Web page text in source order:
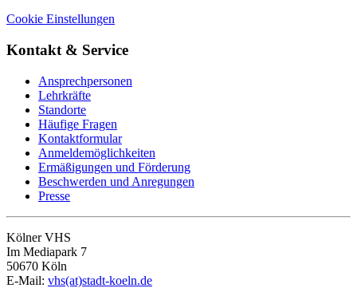
Cookie Einstellungen
Kontakt & Service
Ansprechpersonen
Lehrkräfte
Standorte
Häufige Fragen
Kontaktformular
Anmeldemöglichkeiten
Ermäßigungen und Förderung
Beschwerden und Anregungen
Presse
Kölner VHS
Im Mediapark 7
50670 Köln
E-Mail: vhs(at)stadt-koeln.de